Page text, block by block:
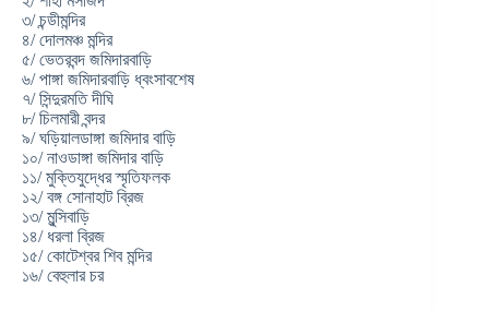
৩/ চন্ডীমন্দির
৪/ দোলমঞ্চ মন্দির
৫/ ভেতরবন্দ জমিদারবাড়ি
৬/ পাঙ্গা জমিদারবাড়ি ধ্বংসাবশেষ
৭/ সিন্দুরমতি দীঘি
৮/ চিলমারী বন্দর
৯/ ঘড়িয়ালডাঙ্গা জমিদার বাড়ি
১০/ নাওডাঙ্গা জমিদার বাড়ি
১১/ মুক্তিযুদ্ধের স্মৃতিফলক
১২/ বঙ্গ সোনাহাট ব্রিজ
১৩/ মুন্সিবাড়ি
১৪/ ধরলা ব্রিজ
১৫/ কোটেশ্বর শিব মন্দির
১৬/ বেহুলার চর